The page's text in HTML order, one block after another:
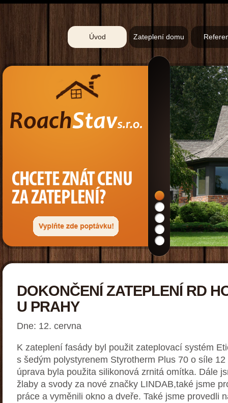
Úvod Zateplení domu
DOKONČENÍ ZATEPLENÍ RD
U PRAHY
Dne: 12. cervna
K zateplení fasády byl použit zateplovací systém
s šedým polystyrenem Styrotherm Plus 70 o síle
úprava byla použita silikonová zrnitá omítka. Dále
žlaby a svody za nové značky LINDAB,také jsme
práce a vyměnili okno a dveře. Také jsme provedli